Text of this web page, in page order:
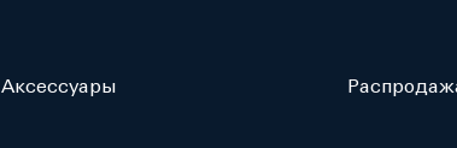
Аксессуары